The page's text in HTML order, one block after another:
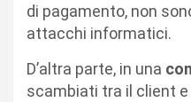
di pagamento, non
attacchi informatici.
D’altra parte, in una
scambiati tra il client